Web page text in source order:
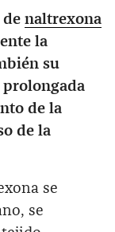
naltrexona
la
su
de la
de la
se
se